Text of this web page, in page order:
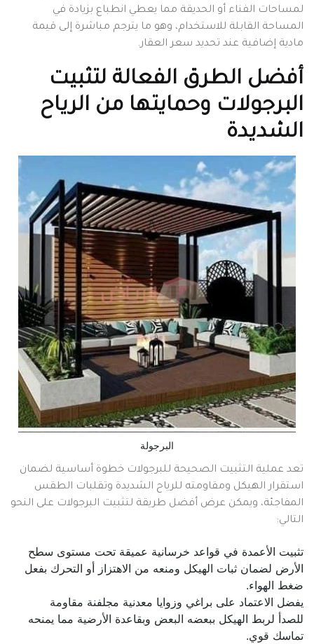
لمساحات الفناء أو الحديقة مما يعطي انطباع بزيادة في
المساحة القابلة للاستخدام، وهو ما يترجم مباشرة إلى قيمة
مادية إضافية عند تحديد سعر العقار.
أفضل الطرق الفعالة لتثبيت
البرجولات وحمايتها من الرياح
الشديدة
البرجولة
تعد عملية التثبيت الصحيحة للبرجولات خطوة أساسية لضمان
استقرار الهيكل ومقاومته للرياح الشديدة وتقلبات الطقس
المفاجئة، ويمكن عرض أفضل طريقة لتثبيت البرجولات على النحو
التالي:
تثبيت الأعمدة في قواعد خرسانية عميقة تحت مستوى سطح
الأرض لضمان ثبات الهيكل ومنعه من الاهتزاز أو التحرك بفعل
ضغط الهواء.
يفضل الاعتماد على براغي وزوايا معدنية مجلفنة مقاومة
للصدأ لربط الهيكل ببعضه البعض وبقاعدة الأرضية مما يمنحه
تماسك قوي.